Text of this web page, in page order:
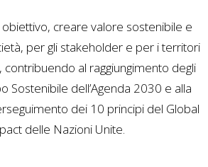
creare valore sostenibile e
per gli stakeholder e per i territori
al raggiungimento degli
Sostenibile dell’Agenda 2030 e alla
dei 10 principi del Global
delle Nazioni Unite.